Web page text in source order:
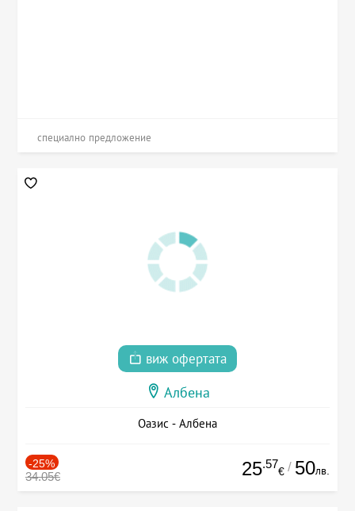
специално предложение
виж офертата
Албена
Оазис - Албена
-25%
34.05€ 25.57
€ / 50лв.